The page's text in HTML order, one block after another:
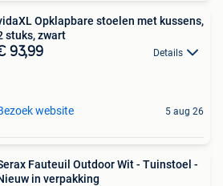
Opklapbare stoelen met kussens,
stuks, zwart
93,99 Details
website 5 aug 26
Fauteuil Outdoor Wit - Tuinstoel -
in verpakking